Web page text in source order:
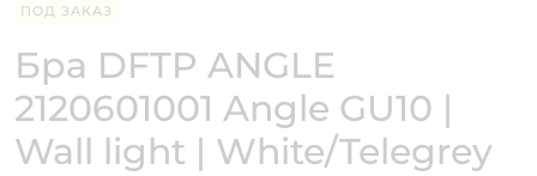
ПОД ЗАКАЗ
Бра DFTP ANGLE
2120601001 Angle GU10 |
Wall light | White/Telegrey